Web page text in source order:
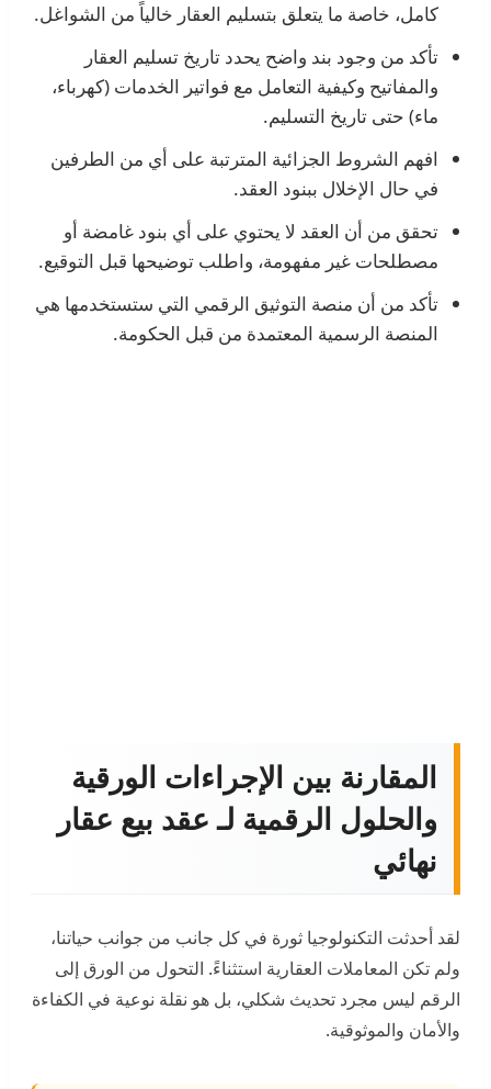
كامل، خاصة ما يتعلق بتسليم العقار خالياً من الشواغل.
تأكد من وجود بند واضح يحدد تاريخ تسليم العقار
والمفاتيح وكيفية التعامل مع فواتير الخدمات (كهرباء،
ماء) حتى تاريخ التسليم.
افهم الشروط الجزائية المترتبة على أي من الطرفين
في حال الإخلال ببنود العقد.
تحقق من أن العقد لا يحتوي على أي بنود غامضة أو
مصطلحات غير مفهومة، واطلب توضيحها قبل التوقيع.
تأكد من أن منصة التوثيق الرقمي التي ستستخدمها هي
المنصة الرسمية المعتمدة من قبل الحكومة.
المقارنة بين الإجراءات الورقية
والحلول الرقمية لـ عقد بيع عقار
نهائي
لقد أحدثت التكنولوجيا ثورة في كل جانب من جوانب حياتنا،
ولم تكن المعاملات العقارية استثناءً. التحول من الورق إلى
الرقم ليس مجرد تحديث شكلي، بل هو نقلة نوعية في الكفاءة
والأمان والموثوقية.